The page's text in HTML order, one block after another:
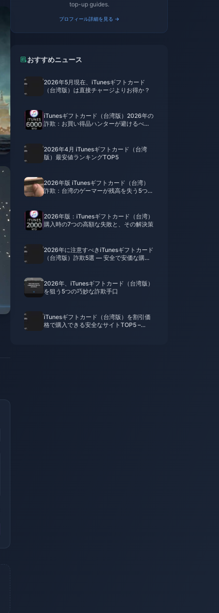
top-up guides.
プロフィール詳細を見る →
おすすめニュース
2026年5月現在、iTunesギフトカード
（台湾版）は直接チャージよりお得か？
iTunesギフトカード（台湾版）2026年の
詐欺：お買い得品ハンターが避けるべき5
2026年4月 iTunesギフトカード（台湾
版）最安値ランキングTOP5
2026年版 iTunesギフトカード（台湾）
詐欺：台湾のゲーマーが残高を失う5つの
2026年版：iTunesギフトカード（台湾）
購入時の7つの高額な失敗と、その解決策
2026年に注意すべきiTunesギフトカード
（台湾版）詐欺5選 — 安全で安価な購入
2026年、iTunesギフトカード（台湾版）
を狙う5つの巧妙な詐欺手口
iTunesギフトカード（台湾版）を割引価
格で購入できる安全なサイトTOP5 –